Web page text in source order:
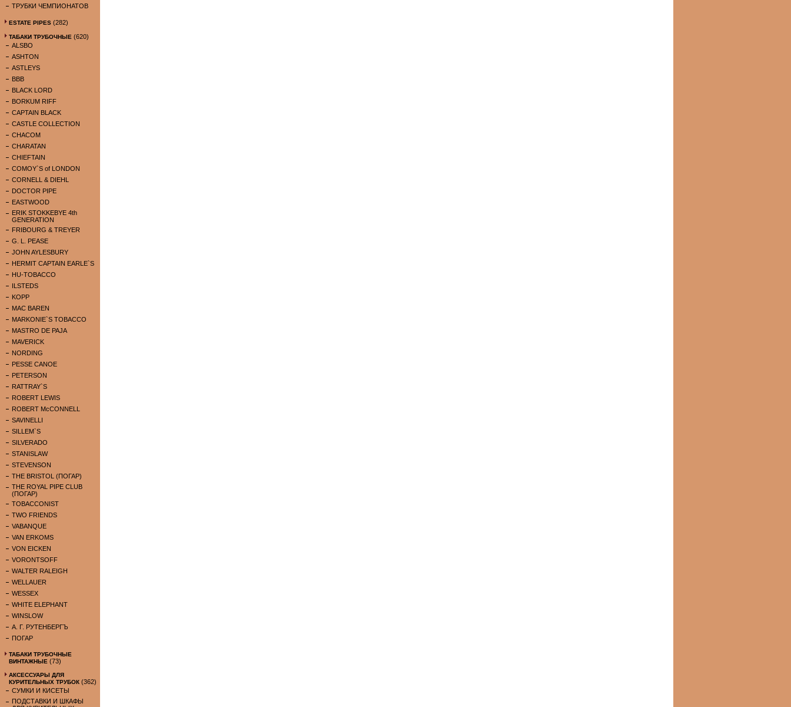
ТРУБКИ ЧЕМПИОНАТОВ
ESTATE PIPES (282)
ТАБАКИ ТРУБОЧНЫЕ (620)
ALSBO
ASHTON
ASTLEYS
BBB
BLACK LORD
BORKUM RIFF
CAPTAIN BLACK
CASTLE COLLECTION
CHACOM
CHARATAN
CHIEFTAIN
COMOY`S of LONDON
CORNELL & DIEHL
DOCTOR PIPE
EASTWOOD
ERIK STOKKEBYE 4th
GENERATION
FRIBOURG & TREYER
G. L. PEASE
JOHN AYLESBURY
HERMIT CAPTAIN EARLE`S
HU-TOBACCO
ILSTEDS
KOPP
MAC BAREN
MARKONIE`S TOBACCO
MASTRO DE PAJA
MAVERICK
NORDING
PESSE CANOE
PETERSON
RATTRAY`S
ROBERT LEWIS
ROBERT McCONNELL
SAVINELLI
SILLEM`S
SILVERADO
STANISLAW
STEVENSON
THE BRISTOL (ПОГАР)
THE ROYAL PIPE CLUB
(ПОГАР)
TOBACCONIST
TWO FRIENDS
VABANQUE
VAN ERKOMS
VON EICKEN
VORONTSOFF
WALTER RALEIGH
WELLAUER
WESSEX
WHITE ELEPHANT
WINSLOW
А. Г. РУТЕНБЕРГЪ
ПОГАР
ТАБАКИ ТРУБОЧНЫЕ
ВИНТАЖНЫЕ (73)
АКСЕССУАРЫ ДЛЯ
КУРИТЕЛЬНЫХ ТРУБОК (362)
СУМКИ И КИСЕТЫ
ПОДСТАВКИ И ШКАФЫ